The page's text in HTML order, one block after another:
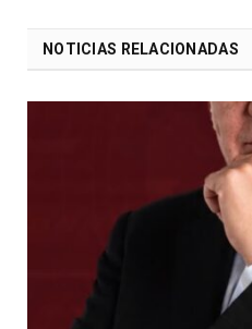
NOTICIAS RELACIONADAS